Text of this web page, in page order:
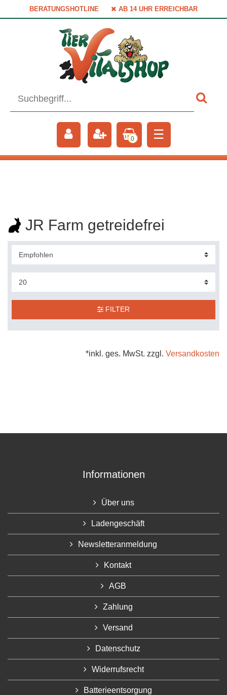
BERATUNGSHOTLINE AB 14 UHR ERREICHBAR
0 ☰
JR Farm getreidefrei
FILTER
*inkl. ges. MwSt. zzgl. Versandkosten
Informationen
Über uns
Ladengeschäft
Newsletteranmeldung
Kontakt
AGB
Zahlung
Versand
Datenschutz
Widerrufsrecht
Batterieentsorgung